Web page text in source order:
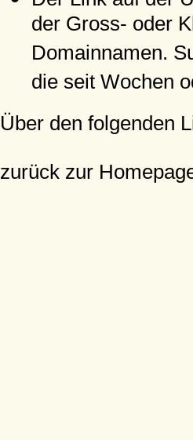
der Gross- oder
Domainnamen.
die seit Wochen
Über den folgenden
zurück zur